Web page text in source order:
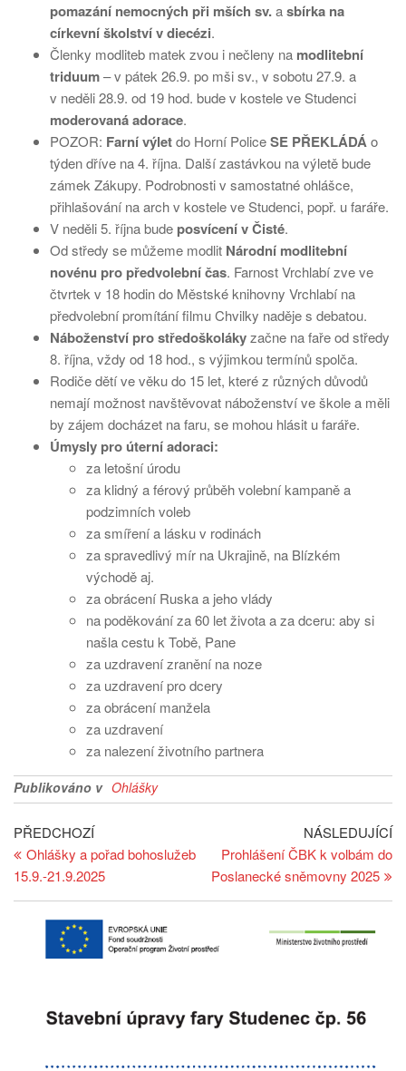
pomazání nemocných při mších sv.asbírka na
církevní školství v diecézi.
Členky modliteb matek zvou i nečleny na modlitební
triduum– v pátek 26.9. po mši sv., v sobotu 27.9. a
v neděli 28.9. od 19 hod. bude v kostele ve Studenci
moderovaná adorace.
POZOR: Farní výletdo Horní PoliceSE PŘEKLÁDÁo
týden dříve na 4. října. Další zastávkou na výletě bude
zámek Zákupy. Podrobnosti v samostatné ohlášce,
přihlašování na arch v kostele ve Studenci, popř. u faráře.
V neděli 5. října bude posvícení v Čisté.
Od středy se můžeme modlit Národní modlitební
novénu pro předvolební čas. Farnost Vrchlabí zve ve
čtvrtek v 18 hodin do Městské knihovny Vrchlabí na
předvolební promítání filmu Chvilky naděje s debatou.
Náboženství pro středoškolákyzačne na faře od středy
8. října, vždy od 18 hod., s výjimkou termínů spolča.
Rodiče dětí ve věku do 15 let, které z různých důvodů
nemají možnost navštěvovat náboženství ve škole a měli
by zájem docházet na faru, se mohou hlásit u faráře.
Úmysly pro úterní adoraci:
za letošní úrodu
za klidný a férový průběh volební kampaně a
podzimních voleb
za smíření a lásku v rodinách
za spravedlivý mír na Ukrajině, na Blízkém
východě aj.
za obrácení Ruska a jeho vlády
na poděkování za 60 let života a za dceru: aby si
našla cestu k Tobě, Pane
za uzdravení zranění na noze
za uzdravení pro dcery
za obrácení manžela
za uzdravení
za nalezení životního partnera
Publikováno v Ohlášky
Navigace
pro
příspěvek
Předchozí
článek
PŘEDCHOZÍ
Ohlášky a pořad bohoslužeb
15.9.-21.9.2025
NÁSLEDUJÍCÍ
Prohlášení ČBK k volbám do
Poslanecké sněmovny 2025